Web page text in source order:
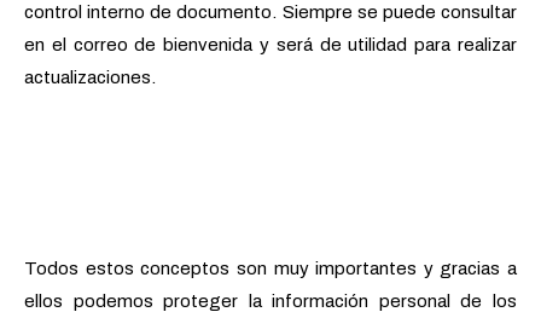
control interno de documento. Siempre se puede consultar
en el correo de bienvenida y será de utilidad para realizar
actualizaciones.
Todos estos conceptos son muy importantes y gracias a
ellos podemos proteger la información personal de los